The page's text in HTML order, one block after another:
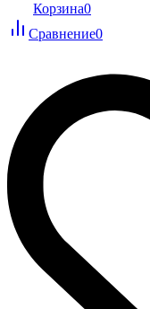
Корзина0
Сравнение0